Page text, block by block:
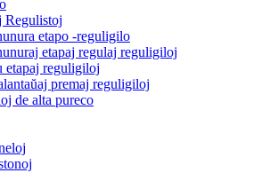
Regulistoj
etapo -reguligilo
etapaj regulaj reguligiloj
etapaj reguligiloj
premaj reguligiloj
de alta pureco